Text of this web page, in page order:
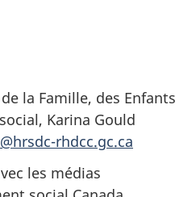
la Famille, des Enfants
Karina Gould
rhdcc.gc.ca
les médias